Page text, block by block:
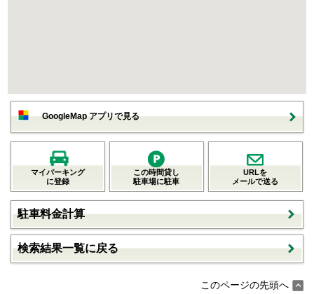
GoogleMap アプリで見る
マイパーキング
に登録
この時間貸し
駐車場に駐車
URLを
メールで送る
駐車料金計算
検索結果一覧に戻る
このページの先頭へ